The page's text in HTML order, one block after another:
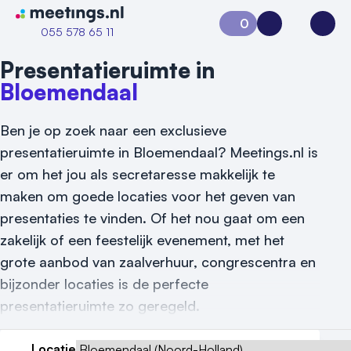
Naar home van Meetings
055 578 65 11
Vraag locatie aan
0
Aanvraag 0Inloggen
Presentatieruimte in
Bloemendaal
Ben je op zoek naar een exclusieve
presentatieruimte in Bloemendaal? Meetings.nl is
er om het jou als secretaresse makkelijk te
maken om goede locaties voor het geven van
presentaties te vinden. Of het nou gaat om een
zakelijk of een feestelijk evenement, met het
grote aanbod van zaalverhuur, congrescentra en
bijzonder locaties is de perfecte
presentatieruimte zo geregeld.